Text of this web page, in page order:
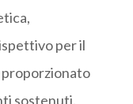
per il
proporzionato
sostenuti.